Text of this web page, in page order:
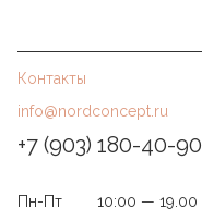
Контакты
info@nordconcept.ru
+7 (903) 180-40-90
Пн-Пт
10:00 — 19.00